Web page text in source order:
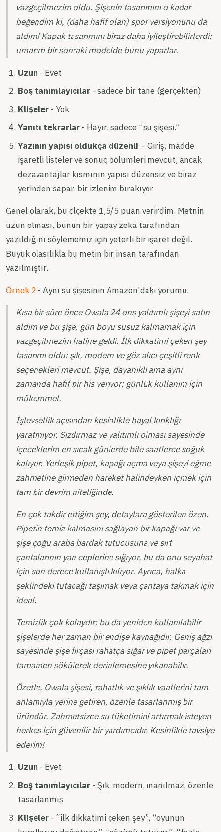
vazgeçilmezim oldu. Şişenin tasarımını o kadar
beğendim ki, (daha hafif olan) spor versiyonunu da
aldım! Kapak tasarımını biraz daha iyileştirebilirlerdi;
umarım bir sonraki modelde bunu yaparlar.
Uzun - Evet
Boş tanımlayıcılar - sadece bir tane (gerçekten)
Klişeler - Yok
Yanıtı tekrarlar - Hayır, sadece “su şişesi.”
Yazının yapısı oldukça düzenli – Giriş, madde
işaretli listeler ve sonuç bölümleri mevcut, ancak
dezavantajlar kısmının yapısı düzensiz ve biraz
yerinden sapan bir izlenim bırakıyor
Genel olarak, bu ölçekte 1,5/5 puan verirdim. Metnin
uzun olması, bunun bir yapay zeka tarafından
yazıldığını söylememiz için yeterli bir işaret değil.
Büyük olasılıkla bu metin bir insan tarafından
yazılmıştır.
Örnek 2 - Aynı su şişesinin Amazon'daki yorumu.
Kısa bir süre önce Owala 24 ons yalıtımlı şişeyi satın
aldım ve bu şişe, gün boyu susuz kalmamak için
vazgeçilmezim haline geldi. İlk dikkatimi çeken şey
tasarımı oldu: şık, modern ve göz alıcı çeşitli renk
seçenekleri mevcut. Şişe, dayanıklı ama aynı
zamanda hafif bir his veriyor; günlük kullanım için
mükemmel.
İşlevsellik açısından kesinlikle hayal kırıklığı
yaratmıyor. Sızdırmaz ve yalıtımlı olması sayesinde
içeceklerim en sıcak günlerde bile saatlerce soğuk
kalıyor. Yerleşik pipet, kapağı açma veya şişeyi eğme
zahmetine girmeden hareket halindeyken içmek için
tam bir devrim niteliğinde.
En çok takdir ettiğim şey, detaylara gösterilen özen.
Pipetin temiz kalmasını sağlayan bir kapağı var ve
şişe çoğu araba bardak tutucusuna ve sırt
çantalarının yan ceplerine sığıyor, bu da onu seyahat
için son derece kullanışlı kılıyor. Ayrıca, halka
şeklindeki tutacağı taşımak veya çantaya takmak için
ideal.
Temizlik çok kolaydır; bu da yeniden kullanılabilir
şişelerde her zaman bir endişe kaynağıdır. Geniş ağzı
sayesinde şişe fırçası rahatça sığar ve pipet parçaları
tamamen sökülerek derinlemesine yıkanabilir.
Özetle, Owala şişesi, rahatlık ve şıklık vaatlerini tam
anlamıyla yerine getiren, özenle tasarlanmış bir
üründür. Zahmetsizce su tüketimini artırmak isteyen
herkes için güvenilir bir yardımcıdır. Kesinlikle tavsiye
ederim!
Uzun - Evet
Boş tanımlayıcılar - Şık, modern, inanılmaz, özenle
tasarlanmış
Klişeler - “ilk dikkatimi çeken şey”, “oyunun